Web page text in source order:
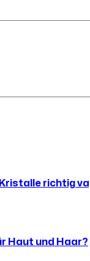
richtig
Haut und Haar?